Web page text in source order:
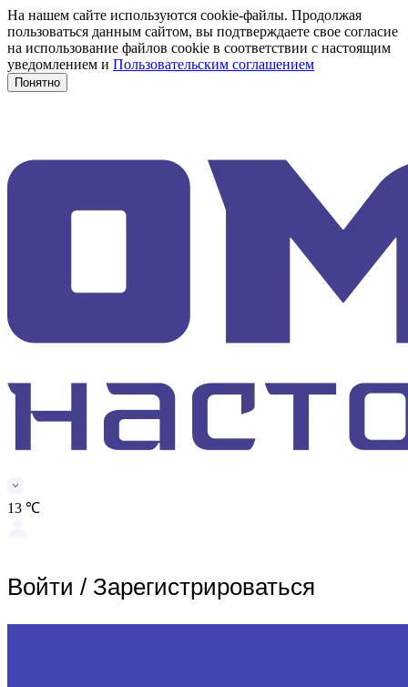
На нашем сайте используются cookie-файлы. Продолжая
пользоваться данным сайтом, вы подтверждаете свое согласие
на использование файлов cookie в соответствии с настоящим
уведомлением и Пользовательским соглашением
Понятно
13 ℃
Войти / Зарегистрироваться